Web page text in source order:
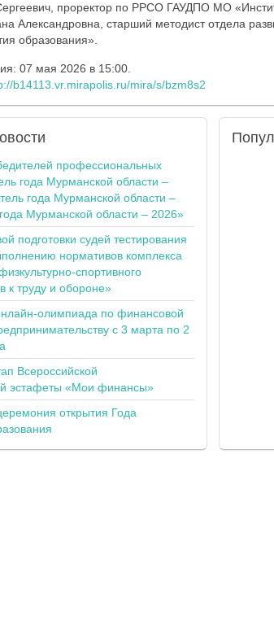
проректор по РРСО ГАУДПО МО
Александровна, старший методист отдела
образования».
07 мая 2026 в 15:00.
b14113.vr.mirapolis.ru/mira/s/bzm8s2
профессиональных
года Мурманской области –
года Мурманской области –
Мурманской области – 2026»
подготовки судей тестирования
нормативов комплекса
спортивного
к труду и обороне»
олимпиада по финансовой
с 3 марта по 2
Всероссийской
эстафеты «Мои финансы»
открытия Года